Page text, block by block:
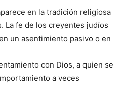
en la tradición religiosa
La fe de los creyentes judíos
un asentimiento pasivo o en
con Dios, a quien se
a veces